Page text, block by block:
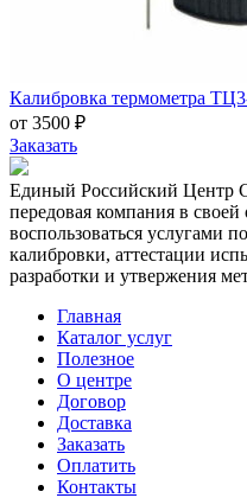
Калибровка термометра
от 3500 ₽
Заказать
Единый Российский Центр
передовая компания в
воспользоваться услугами
калибровки, аттестации
разработки и утвержения
Главная
Каталог услуг
Полезное
О центре
Договор
Доставка
Заказать
Оплатить
Контакты